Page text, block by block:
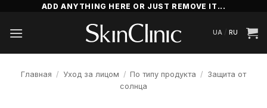
content
ADD ANYTHING HERE OR JUST REMOVE IT...
UA / RU
Главная / Уход за лицом / По типу продукта / Защита от
солнца